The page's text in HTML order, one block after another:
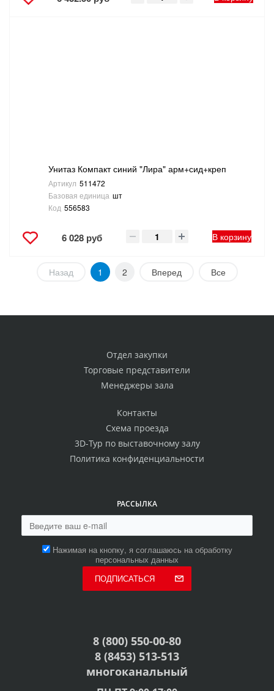
Унитаз Компакт синий "Лира" арм+сид+креп
Артикул 511472
Базовая единица шт
Код 556583
6 028 руб В корзину
Назад 1 2 Вперед Все
Отдел закупки
Торговые представители
Менеджеры зала
Контакты
Схема проезда
3D-Тур по выставочному залу
Политика конфиденциальности
РАССЫЛКА
Нажимая на кнопку, я соглашаюсь на обработку
персональных данных
ПОДПИСАТЬСЯ
8 (800) 550-00-80
8 (8453) 513-513
многоканальный